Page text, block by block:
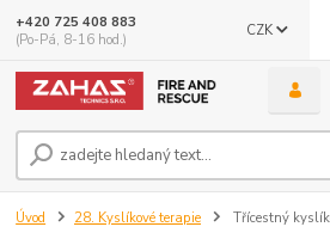
CZK
+420 725 408 883
(Po-Pá, 8-16 hod.)
Úvod 28. Kyslíkové terapie Třícestný